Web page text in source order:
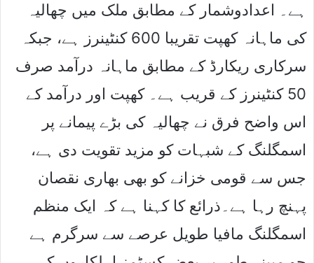
ہے۔ اعدادوشمار کے مطابق ملک میں چھالیہ
کی ماہانہ کھپت تقریبا 600 کنٹینرز ہے، جبکہ
سرکاری ریکارڈ کے مطابق ماہانہ درآمد صرف
50 کنٹینرز کے قریب ہے۔ کھپت اور درآمد کے
اس واضح فرق نے چھالیہ کی بڑے پیمانے پر
اسمگلنگ کے شبہات کو مزید تقویت دی ہے،
جس سے قومی خزانے کو بھی بھاری نقصان
پہنچ رہا ہے۔ذرائع کا کہنا ہے کہ ایک منظم
اسمگلنگ مافیا طویل عرصے سے سرگرم ہے